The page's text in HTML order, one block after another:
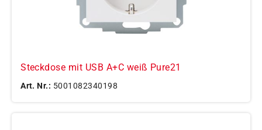
Steckdose mit USB A+C weiß Pure21
Art. Nr.: 5001082340198